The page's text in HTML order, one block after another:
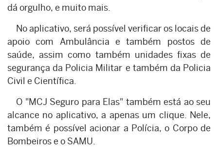
dá orgulho, e muito mais.
No aplicativo, será possível verificar os locais de
apoio com Ambulância e também postos de
saúde, assim como também unidades fixas de
segurança da Policia Militar e também da Policia
Civil e Científica.
O "MCJ Seguro para Elas" também está ao seu
alcance no aplicativo, a apenas um clique. Nele,
também é possível acionar a Polícia, o Corpo de
Bombeiros e o SAMU.